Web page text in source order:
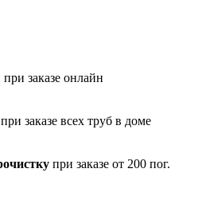
заказе онлайн
при заказе всех труб в доме
при заказе от 200 пог.